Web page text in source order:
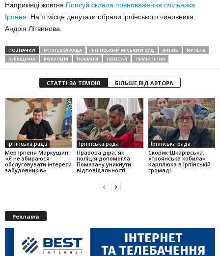
Наприкінці жовтня Попсуй склала повноваження очільника
Ірпеня.
На її місце депутати обрали ірпінського чиновника
Андрія Літвинова.
ПОЗНАЧКИ ІРПІНСЬКА РАДА ІРПІНСЬКИЙ МІСЬКИЙ СУД ІРПІНЬ
ИРПЕНЬ
КИЇВЩИНА
КОРУПЦІЯ НОВИНИ ПОПСУЙ ПРИІРПІННЯ
СТАТТІ ЗА ТЕМОЮ БІЛЬШЕ ВІД АВТОРА
Ірпінська рада
Мер Ірпеня Маркушин:
«Я не збираюся
обслуговувати інтереси
забудовників»
Ірпінська рада
Правова діра: як
поліція допомогла
Помазану уникнути
відповідальності
Ірпінська рада
Скорик-Шкарівська:
«троянська кобила»
Карплюка в Ірпінській
громаді
Реклама